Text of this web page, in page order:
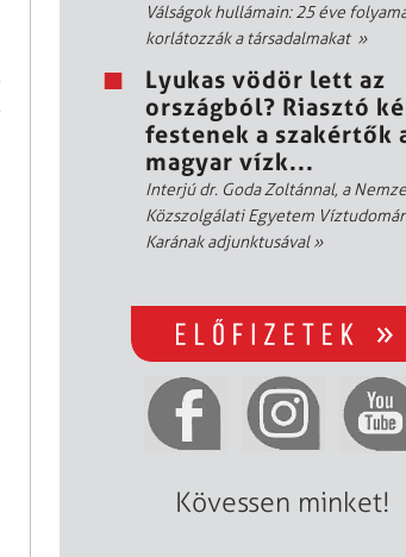
Válságok hullámain: 25 éve
korlátozzák a társadalmakat »
Lyukas vödör lett az
országból? Riasztó
festenek a szakértők
magyar vízk...
Interjú dr. Goda Zoltánnal, a
Közszolgálati Egyetem
Karának adjunktusával»
Kövessen minket!